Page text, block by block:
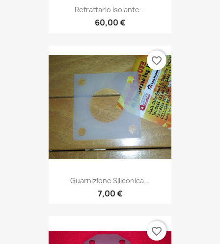
Refrattario Isolante...
60,00 €
Guarnizione Siliconica...
7,00 €
favorite_border
favorite_border